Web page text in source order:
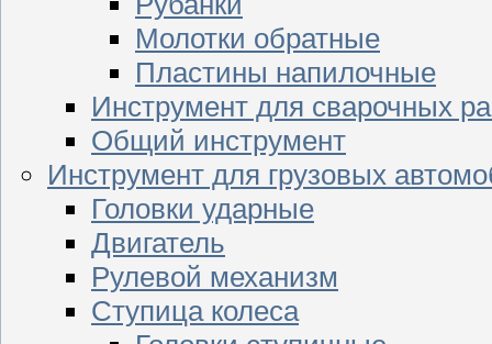
Молотки обратные
Пластины напилочные
Инструмент для сварочных
Общий инструмент
Инструмент для грузовых
Головки ударные
Двигатель
Рулевой механизм
Ступица колеса